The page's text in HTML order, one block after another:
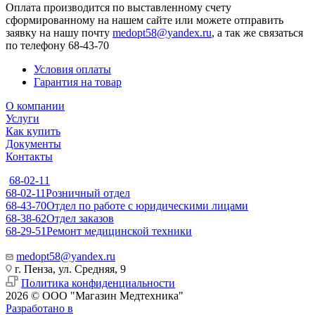
Оплата производится по выставленному счету
сформированному на нашем сайте или можете отправить
заявку на нашу почту medopt58@yandex.ru, а так же связаться
по телефону 68-43-70
Условия оплаты
Гарантия на товар
О компании
Услуги
Как купить
Документы
Контакты
68-02-11
68-02-11Розничный отдел
68-43-70Отдел по работе с юридическими лицами
68-38-62Отдел заказов
68-29-51Ремонт медицинской техники
medopt58@yandex.ru
г. Пенза, ул. Средняя, 9
Политика конфиденциальности
2026 © ООО "Магазин Медтехника"
Разработано в